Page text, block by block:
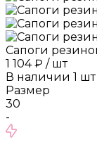
Сапоги
1 104 ₽ / шт
В наличии 1 шт
Размер
30
-